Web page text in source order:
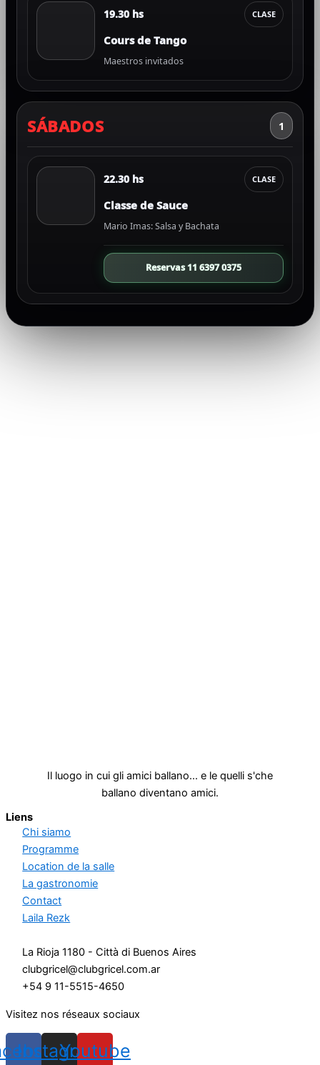
19.30 hs CLASE
Cours de Tango
Maestros invitados
SÁBADOS 1
22.30 hs CLASE
Classe de Sauce
Mario Imas: Salsa y Bachata
Reservas 11 6397 0375
Il luogo in cui gli amici ballano... e le quelli s'che
ballano diventano amici.
Liens
Chi siamo
Programme
Location de la salle
La gastronomie
Contact
Laila Rezk
La Rioja 1180 - Città di Buenos Aires
clubgricel@clubgricel.com.ar
+54 9 11-5515-4650
Visitez nos réseaux sociaux
Instagram
Youtube